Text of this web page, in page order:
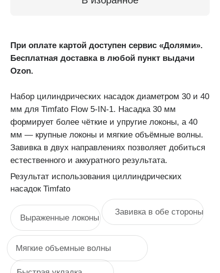
Мягкие объемные волны
Быстрая укладка